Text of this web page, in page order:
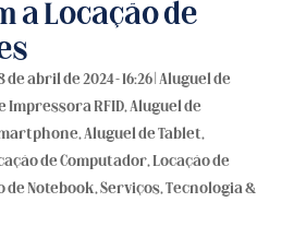
a Locação de
de abril de 2024 - 16:26|Aluguel de
Impressora RFID,Aluguel de
,Aluguel de Tablet,
de Computador,Locação de
de Notebook,Serviços,Tecnologia &